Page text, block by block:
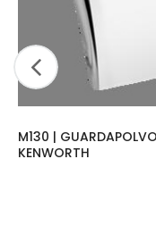
M130 |
KENWORTH